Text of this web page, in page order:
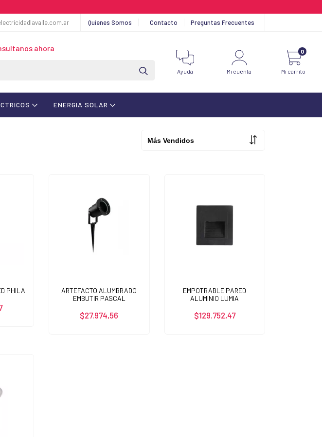
Quienes Somos Contacto Preguntas Frecuentes
ahora
Ayuda Mi cuenta Mi carrito
0
ENERGIA SOLAR
PHILA
ARTEFACTO ALUMBRADO
EMBUTIR PASCAL
$27.974,56
EMPOTRABLE PARED
ALUMINIO LUMIA
$129.752,47